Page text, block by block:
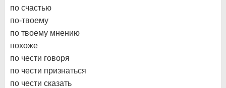
по счастью
по-твоему
по твоему мнению
похоже
по чести говоря
по чести признаться
по чести сказать